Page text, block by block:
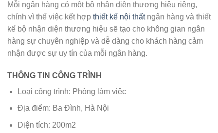
Mỗi ngân hàng có một bộ nhận diện thương hiệu riêng,
chính vì thế việc kết hợp thiết kế nội thấtngân hàng và thiết
kế bộ nhận diện thương hiệu sẽ tạo cho không gian ngân
hàng sự chuyên nghiệp và dễ dàng cho khách hàng cảm
nhận được sự uy tín của mỗi ngân hàng.
THÔNG TIN CÔNG TRÌNH
Loại công trình: Phòng làm việc
Địa điểm: Ba Đình, Hà Nội
Diện tích: 200m2